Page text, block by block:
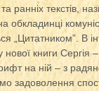
ранніх текстів,
на обкладинці
„Цитатником”. В
нової книги Сергія
на ній – з
задоволення